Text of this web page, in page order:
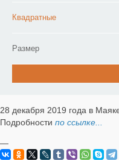
Квадратные
Размер
28 декабря 2019 года в
Подробности по ссылке...
—